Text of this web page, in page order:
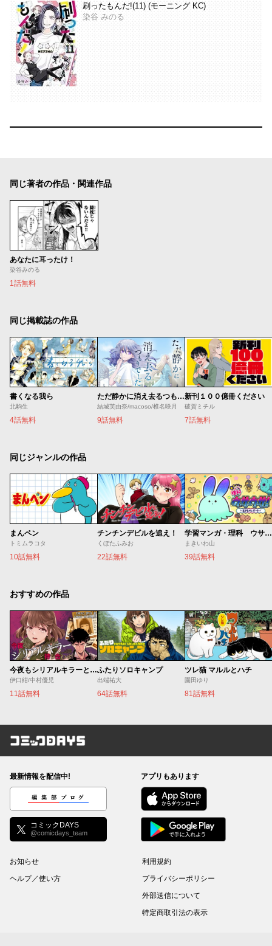
刷ったもんだ!(11) (モーニング KC)
染谷 みのる
同じ著者の作品・関連作品
あなたに耳ったけ！
染谷みのる
1話無料
同じ掲載誌の作品
書くなる我ら
北駒生
4話無料
ただ静かに消え去るつもりでした
結城芙由奈/macoso/椎名咲月
9話無料
新刊１００億冊ください
破賀ミチル
7話無料
同じジャンルの作品
まんペン
トミムラコタ
10話無料
チンチンデビルを追え！
くぼたふみお
22話無料
学習マンガ・理科 ウサウサ！
まきいわ山
39話無料
おすすめの作品
今夜もシリアルキラーと待ち合わせ
伊口紺/中村優児
11話無料
ふたりソロキャンプ
出端祐大
64話無料
ツレ猫 マルルとハチ
園田ゆり
81話無料
コミックDAYS
最新情報を配信中!
編集部ブログ
コミックDAYS
@comicdays_team
アプリもあります
お知らせ
ヘルプ／使い方
利用規約
プライバシーポリシー
外部送信について
特定商取引法の表示